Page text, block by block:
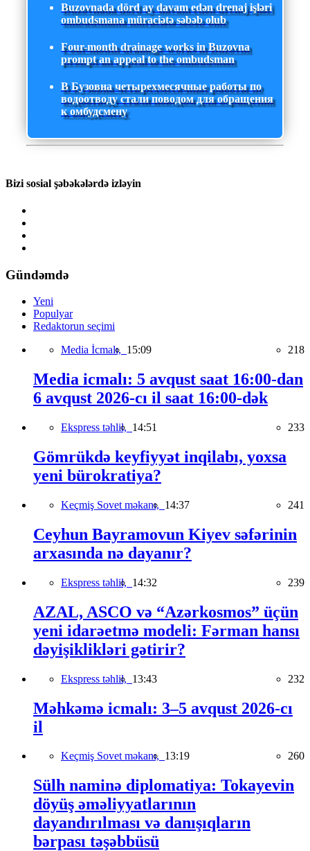
Buzovnada dörd ay davam edən drenaj işləri
ombudsmana müraciətə səbəb olub
Four-month drainage works in Buzovna
prompt an appeal to the ombudsman
В Бузовна четырехмесячные работы по
водоотводу стали поводом для обращения
к омбудсмену
Bizi sosial şəbəkələrdə izləyin
Gündəmdə
Yeni
Populyar
Redaktorun seçimi
Media İcmalı, 15:09 218
Media icmalı: 5 avqust saat 16:00-dan
6 avqust 2026-cı il saat 16:00-dək
Ekspress təhlil, 14:51 233
Gömrükdə keyfiyyət inqilabı, yoxsa
yeni bürokratiya?
Keçmiş Sovet məkanı, 14:37 241
Ceyhun Bayramovun Kiyev səfərinin
arxasında nə dayanır?
Ekspress təhlil, 14:32 239
AZAL, ASCO və “Azərkosmos” üçün
yeni idarəetmə modeli: Fərman hansı
dəyişiklikləri gətirir?
Ekspress təhlil, 13:43 232
Məhkəmə icmalı: 3–5 avqust 2026-cı
il
Keçmiş Sovet məkanı, 13:19 260
Sülh naminə diplomatiya: Tokayevin
döyüş əməliyyatlarının
dayandırılması və danışıqların
bərpası təşəbbüsü